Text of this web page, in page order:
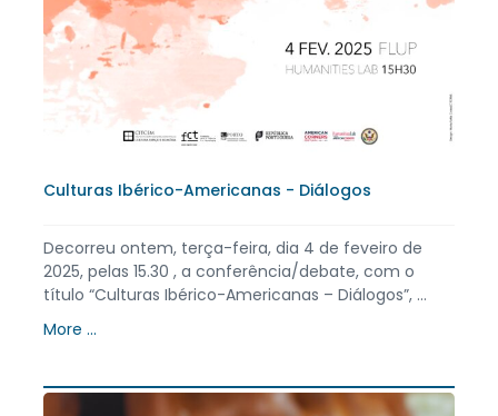
Culturas Ibérico-Americanas - Diálogos
Decorreu ontem, terça-feira, dia 4 de feveiro de
2025, pelas 15.30 , a conferência/debate, com o
título “Culturas Ibérico-Americanas – Diálogos”, ...
More ...